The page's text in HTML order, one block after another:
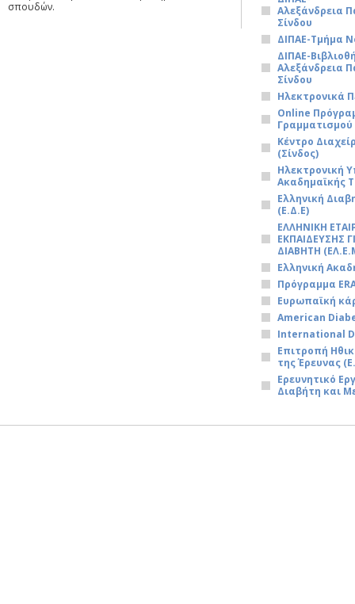
σπουδών.
Αλεξάνδρεια
Σίνδου
ΔΙΠΑΕ-Τμήμα
ΔΙΠΑΕ-
Αλεξάνδρεια
Σίνδου
Ηλεκτρονικά
Online
Κέντρο
(Σίνδος)
Ηλεκτρονική
Ακαδημαϊκής
Ελληνική
(Ε.Δ.Ε)
ΕΛΛΗΝΙΚΗ
ΕΚΠΑΙΔΕΥΣΗΣ
ΔΙΑΒΗΤΗ
Ελληνική
Πρόγραμμα
Ευρωπαϊκή
American
International
Επιτροπή
της Έρευνας
Ερευνητικό
Διαβήτη και